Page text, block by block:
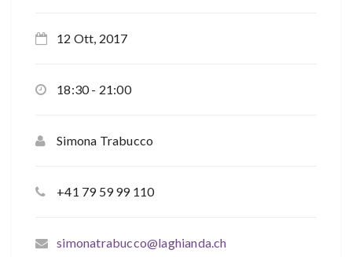
12 Ott, 2017
18:30 - 21:00
Simona Trabucco
+41 79 59 99 110
simonatrabucco@laghianda.ch